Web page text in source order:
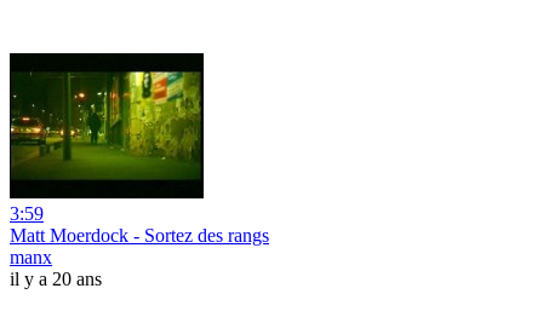
3:59
Matt Moerdock - Sortez des rangs
manx
il y a 20 ans